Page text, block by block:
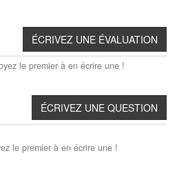
le premier à en écrire une !
le premier à en écrire une !